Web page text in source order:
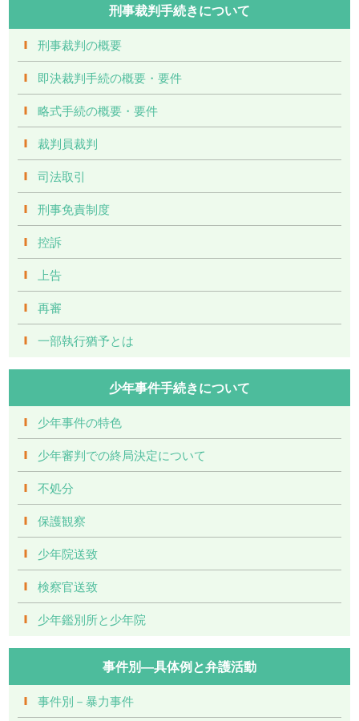
刑事裁判手続きについて
刑事裁判の概要
即決裁判手続の概要・要件
略式手続の概要・要件
裁判員裁判
司法取引
刑事免責制度
控訴
上告
再審
一部執行猶予とは
少年事件手続きについて
少年事件の特色
少年審判での終局決定について
不処分
保護観察
少年院送致
検察官送致
少年鑑別所と少年院
事件別―具体例と弁護活動
事件別－暴力事件